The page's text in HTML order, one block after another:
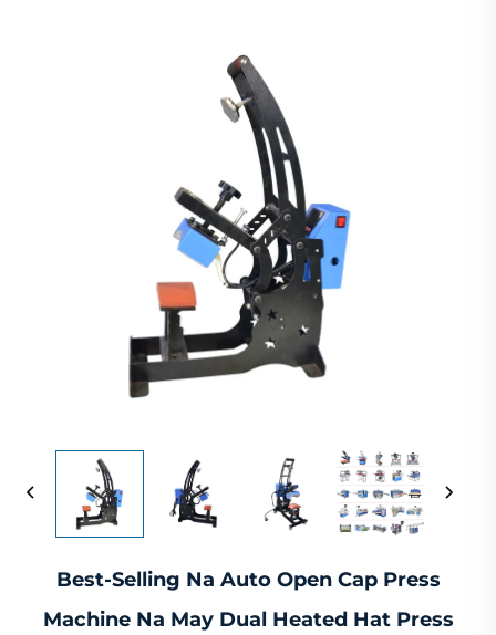
Best-Selling Na Auto Open Cap Press
Machine Na May Dual Heated Hat Press